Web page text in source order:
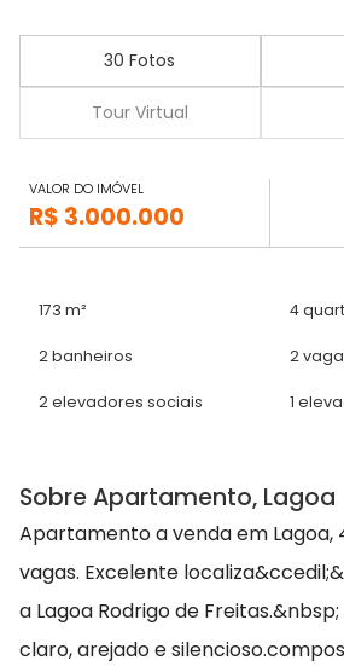
30 Fotos
Tour Virtual
VALOR DO IMÓVEL
R$ 3.000.000
173 m² 4
2 banheiros 2
2 elevadores sociais 1
Sobre Apartamento, Lagoa
Apartamento a venda em Lagoa,
vagas. Excelente
a Lagoa Rodrigo de
claro, arejado e